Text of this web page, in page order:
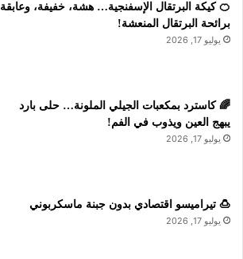
🍊 كيكة البرتقال الإسفنجية… هشة، خفيفة، وعابقة
برائحة البرتقال المنعشة!
يوليو 17, 2026
🌈 كاسترد بمكعبات الجيلي الملونة… حلى بارد
يبهج العين ويذوب في الفم!
يوليو 17, 2026
🍮 تيراميسو اقتصادي بدون جبنة ماسكربوني
يوليو 17, 2026